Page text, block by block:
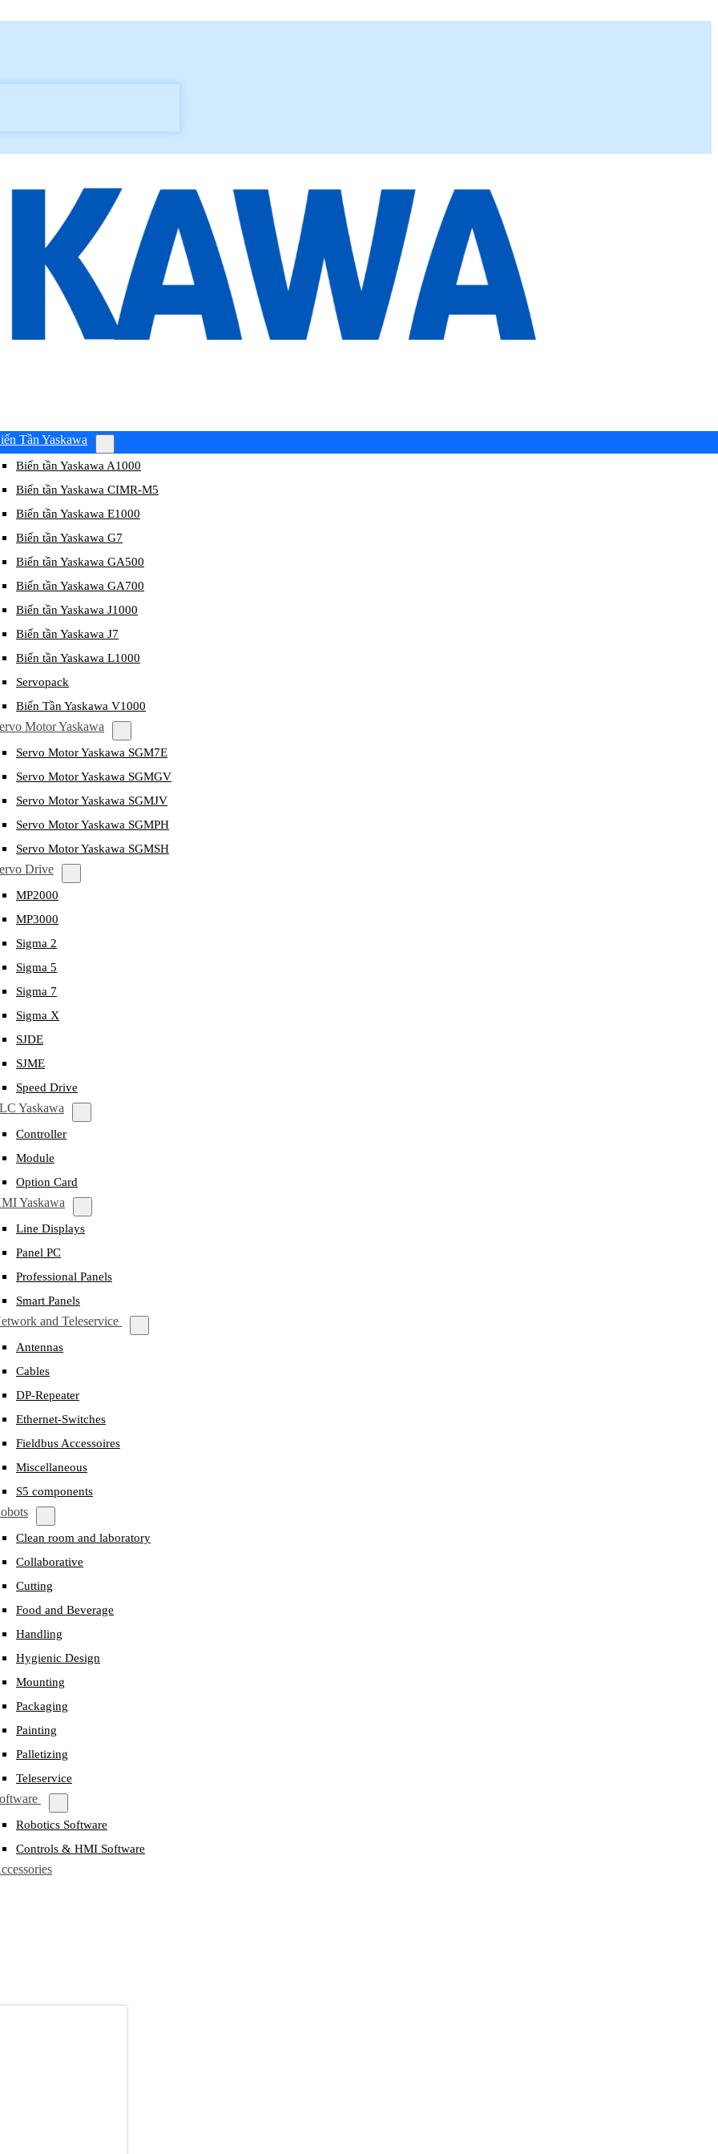
Tần Yaskawa
Biến tần Yaskawa A1000
Biến tần Yaskawa CIMR-M5
Biến tần Yaskawa E1000
Biến tần Yaskawa G7
Biến tần Yaskawa GA500
Biến tần Yaskawa GA700
Biến tần Yaskawa J1000
Biến tần Yaskawa J7
Biến tần Yaskawa L1000
Servopack
Biến Tần Yaskawa V1000
Motor Yaskawa
Servo Motor Yaskawa SGM7E
Servo Motor Yaskawa SGMGV
Servo Motor Yaskawa SGMJV
Servo Motor Yaskawa SGMPH
Servo Motor Yaskawa SGMSH
Drive
MP2000
MP3000
Sigma 2
Sigma 5
Sigma 7
Sigma X
SJDE
SJME
Speed Drive
Yaskawa
Controller
Module
Option Card
Yaskawa
Line Displays
Panel PC
Professional Panels
Smart Panels
and Teleservice
Antennas
Cables
DP-Repeater
Ethernet-Switches
Fieldbus Accessoires
Miscellaneous
S5 components
Clean room and laboratory
Collaborative
Cutting
Food and Beverage
Handling
Hygienic Design
Mounting
Packaging
Painting
Palletizing
Teleservice
Robotics Software
Controls & HMI Software